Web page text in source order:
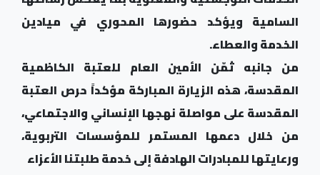
السامية ويؤكد حضورها المحوري في ميادين
الخدمة والعطاء.
من جانبه ثمّن الأمين العام للعتبة الكاظمية
المقدسة، هذه الزيارة المباركة مؤكداً حرص العتبة
المقدسة على مواصلة نهجها الإنساني والاجتماعي،
من خلال دعمها المستمر للمؤسسات التربوية،
ورعايتها للمبادرات الهادفة إلى خدمة طلبتنا الأعزاء